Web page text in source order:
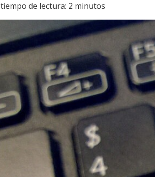
tiempo de lectura: 2 minutos